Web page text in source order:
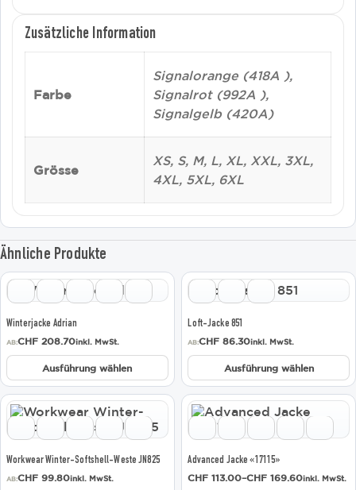
Zusätzliche Information
Farbe
Signalorange (418A ),
Signalrot (992A ),
Signalgelb (420A)
Grösse
XS, S, M, L, XL, XXL, 3XL,
4XL, 5XL, 6XL
Ähnliche Produkte
Winterjacke Adrian
AB:CHF 208.70inkl. MwSt.
Ausführung wählen
Dieses
Produkt
mehrere
Varianten
auf.
Die
Optionen
können
auf
der
gewählt
werden
Loft-Jacke 851
AB:CHF 86.30inkl. MwSt.
Ausführung wählen
Dieses
Produkt
mehrere
Varianten
auf.
Die
Optionen
können
auf
der
gewählt
werden
Workwear Winter-Softshell-Weste JN825
AB:CHF 99.80inkl. MwSt.
Dieses
Produkt
weist
mehrere
Varianten
auf.
Advanced Jacke «17115»
CHF 113.00–CHF 169.60
Preisspanne:
inkl. MwSt.
Dieses
Produkt
weist
mehrere
Varianten
auf.